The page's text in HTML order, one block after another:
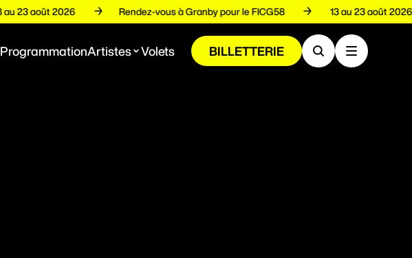
13 au 23 août 2026 Rendez-vous à Granby pour le FICG58 13 au 23 août
ProgrammationArtistes Volets BILLETTERIE